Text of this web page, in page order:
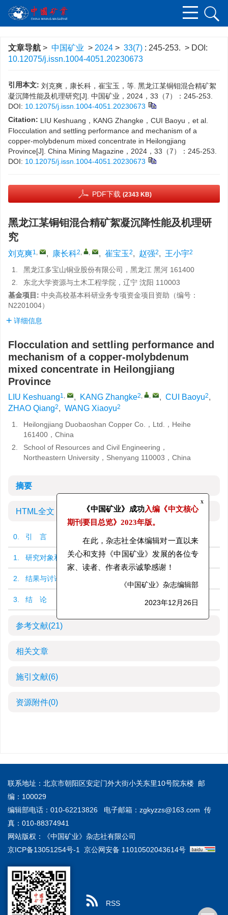
文章导航 > 中国矿业 > 2024 > 33(7) : 245-253. > DOI:
10.12075/j.issn.1004-4051.20230673
引用本文: 刘克爽，康长科，崔宝玉，等. 黑龙江某铜钼混合精矿絮
凝沉降性能及机理研究[J]. 中国矿业，2024，33（7）：245-253.
DOI: 10.12075/j.issn.1004-4051.20230673
Citation: LIU Keshuang，KANG Zhangke，CUI Baoyu，et al.
Flocculation and settling performance and mechanism of a
copper-molybdenum mixed concentrate in Heilongjiang
Province[J]. China Mining Magazine，2024，33（7）：245-253.
DOI: 10.12075/j.issn.1004-4051.20230673
PDF下载 (2343 KB)
黑龙江某铜钼混合精矿絮凝沉降性能及机理研
究
刘克爽1, , 康长科2, , , 崔宝玉2, 赵强2, 王小宇2
1.
黑龙江多宝山铜业股份有限公司，黑龙江 黑河 161400
2.
东北大学资源与土木工程学院，辽宁 沈阳 110003
基金项目: 中央高校基本科研业务专项资金项目资助（编号：
N2201004）
详细信息
Flocculation and settling performance and
mechanism of a copper-molybdenum
mixed concentrate in Heilongjiang
Province
LIU Keshuang1, , KANG Zhangke2, , , CUI Baoyu2,
ZHAO Qiang2, WANG Xiaoyu2
1.
Heilongjiang Duobaoshan Copper Co.，Ltd.，Heihe
161400，China
2.
School of Resources and Civil Engineering，
Northeastern University，Shenyang 110003，China
摘要
HTML全文
0. 引 言
1. 研究对象和方法
2. 结果与讨论
3. 结 论
参考文献(21)
相关文章
施引文献(6)
资源附件(0)
联系地址：北京市朝阳区安定门外大街小关东里10号院东楼 邮
编：100029
编辑部电话：010-62213826 电子邮箱： zgkyzzs@163.com 传
真：010-88374941
网站版权：《中国矿业》杂志社有限公司
京ICP备13051254号-1
京公网安备 11010502043614号
RSS
《中国矿业》成功 入编《中文核心
期刊要目总览》2023年版。
在此，杂志社全体编辑对一直以来
关心和支持《中国矿业》发展的各位专
家、读者、作者表示诚挚感谢！
《中国矿业》杂志编辑部
2023年12月26日